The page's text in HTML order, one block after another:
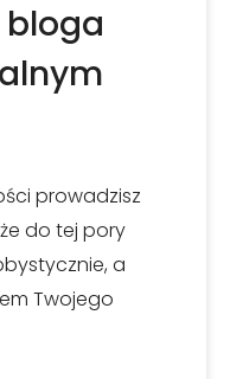
prowadzisz
do tej pory
a
Twojego